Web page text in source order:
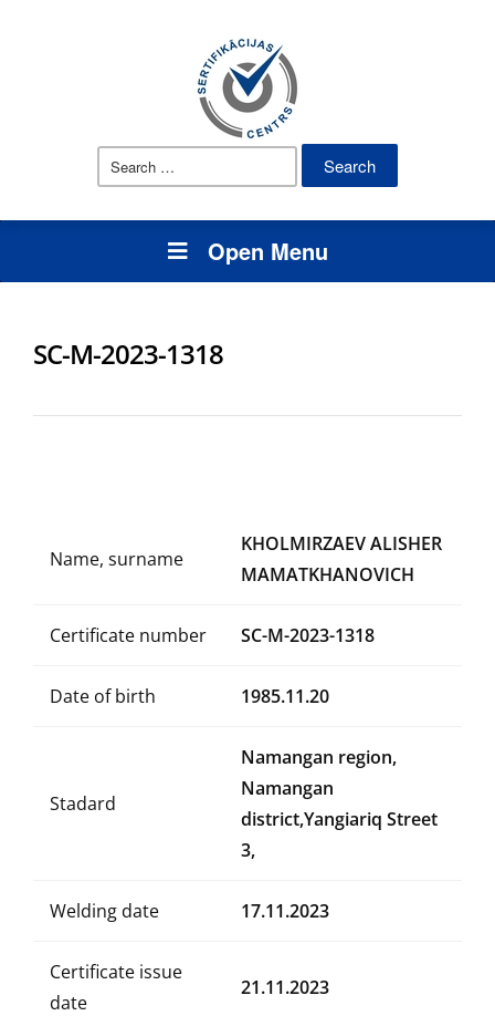
Search
Open Menu
SC-M-2023-1318
Name, surname
KHOLMIRZAEV ALISHER
MAMATKHANOVICH
Certificate number SC-M-2023-1318
Date of birth 1985.11.20
Stadard
Namangan region,
Namangan
district,Yangiariq Street
3,
Welding date 17.11.2023
Certificate issue
date
21.11.2023